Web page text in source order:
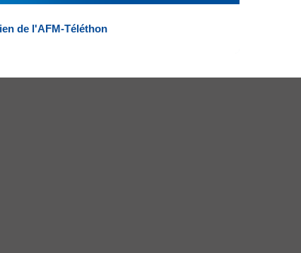
de l'AFM-Téléthon